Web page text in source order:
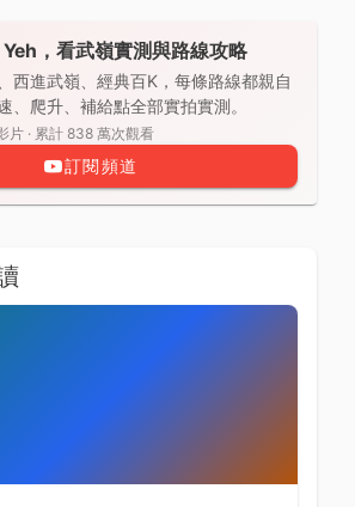
，看武嶺實測與路線攻略
西進武嶺、經典百K，每條路線都親自
、爬升、補給點全部實拍實測。
片 · 累計 838 萬次觀看
訂閱頻道